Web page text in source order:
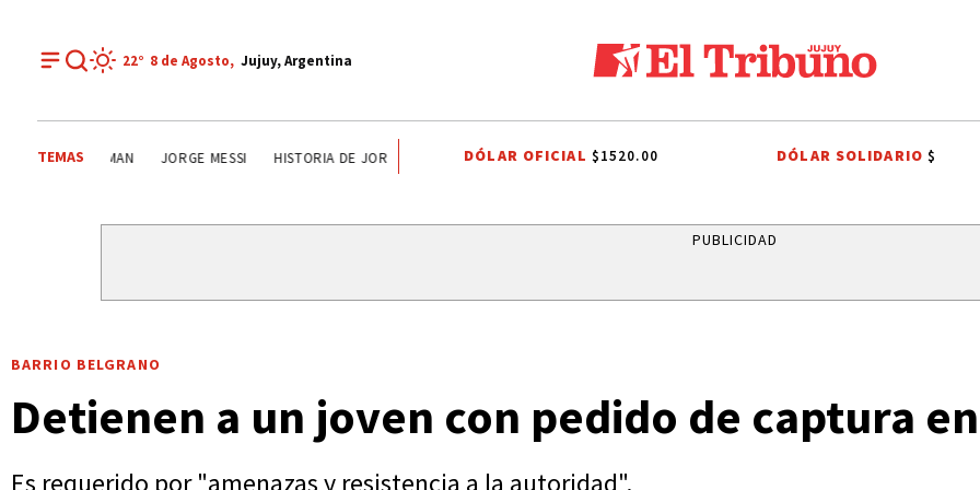
22° 8 de Agosto, Jujuy, Argentina
TEMAS GOBIERNO NACIONAL JORGE MESSI TUCUMAN JORGE MESSI HISTORIA DE JORGE MESSI BARCELONA CHIQUI TAPIA
DÓLAR OFICIAL $1520.00 DÓLAR SOLIDARIO$
PUBLICIDAD
BARRIO BELGRANO
Detienen a un joven con pedido de captura
Es requerido por "amenazas y resistencia a la autoridad".